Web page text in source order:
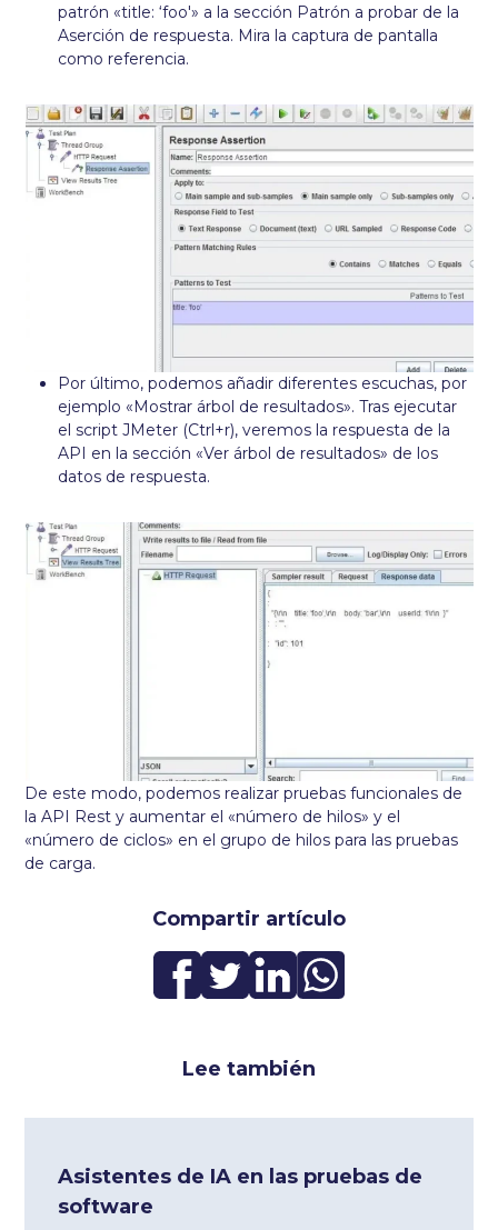
Compartir artículo
patrón «title: ‘foo'» a la sección Patrón a probar de la
Aserción de respuesta. Mira la captura de pantalla
como referencia.
Por último, podemos añadir diferentes escuchas, por
ejemplo «Mostrar árbol de resultados». Tras ejecutar
el script JMeter (Ctrl+r), veremos la respuesta de la
API en la sección «Ver árbol de resultados» de los
datos de respuesta.
De este modo, podemos realizar pruebas funcionales de
la API Rest y aumentar el «número de hilos» y el
«número de ciclos» en el grupo de hilos para las pruebas
de carga.
Lee también
Asistentes de IA en las pruebas de
software